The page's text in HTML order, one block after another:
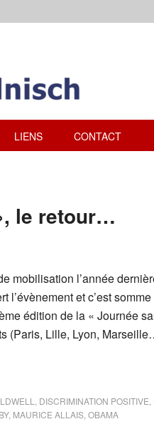
LIENS CONTACT
le retour…
mobilisation l’année
et c’est somme
édition de la « Journée
(Paris, Lille, Lyon,
DISCRIMINATION POSITIVE
, MAURICE ALLAIS OBAMA